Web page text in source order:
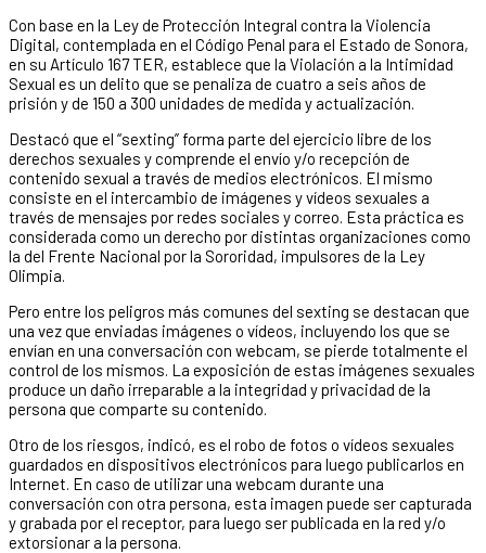
Con base en la Ley de Protección Integral contra la Violencia
Digital, contemplada en el Código Penal para el Estado de Sonora,
en su Artículo 167 TER, establece que la Violación a la Intimidad
Sexual es un delito que se penaliza de cuatro a seis años de
prisión y de 150 a 300 unidades de medida y actualización.
Destacó que el “sexting” forma parte del ejercicio libre de los
derechos sexuales y comprende el envío y/o recepción de
contenido sexual a través de medios electrónicos. El mismo
consiste en el intercambio de imágenes y vídeos sexuales a
través de mensajes por redes sociales y correo. Esta práctica es
considerada como un derecho por distintas organizaciones como
la del Frente Nacional por la Sororidad, impulsores de la Ley
Olimpia.
Pero entre los peligros más comunes del sexting se destacan que
una vez que enviadas imágenes o vídeos, incluyendo los que se
envían en una conversación con webcam, se pierde totalmente el
control de los mismos. La exposición de estas imágenes sexuales
produce un daño irreparable a la integridad y privacidad de la
persona que comparte su contenido.
Otro de los riesgos, indicó, es el robo de fotos o vídeos sexuales
guardados en dispositivos electrónicos para luego publicarlos en
Internet. En caso de utilizar una webcam durante una
conversación con otra persona, esta imagen puede ser capturada
y grabada por el receptor, para luego ser publicada en la red y/o
extorsionar a la persona.